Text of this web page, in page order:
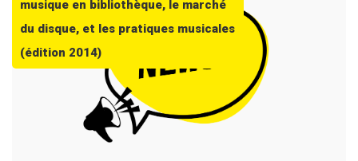
musique en bibliothèque, le marché
du disque, et les pratiques musicales
(édition 2014)